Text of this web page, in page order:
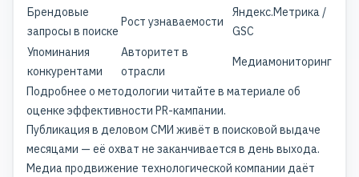
Брендовые
запросы в поиске
Рост узнаваемости
Яндекс.Метрика /
GSC
Упоминания
конкурентами
Авторитет в
отрасли
Медиамониторинг
Подробнее о методологии читайте в материале об
оценке эффективности PR-кампании.
Публикация в деловом СМИ живёт в поисковой выдаче
месяцами — её охват не заканчивается в день выхода.
Медиа продвижение технологической компании даёт